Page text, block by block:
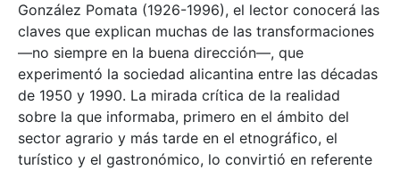
González Pomata (1926-1996), el lector conocerá las
claves que explican muchas de las transformaciones
—no siempre en la buena dirección—, que
experimentó la sociedad alicantina entre las décadas
de 1950 y 1990. La mirada crítica de la realidad
sobre la que informaba, primero en el ámbito del
sector agrario y más tarde en el etnográfico, el
turístico y el gastronómico, lo convirtió en referente